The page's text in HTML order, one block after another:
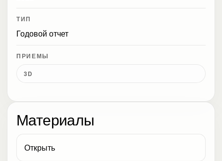
ТИП
Годовой отчет
ПРИЕМЫ
3D
Материалы
Открыть